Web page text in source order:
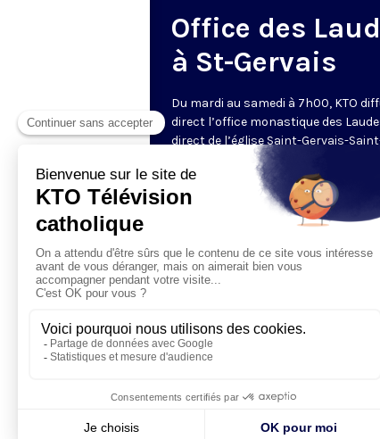
Office des
à St-Gervais
Du mardi au samedi à 7h00, KTO
direct l’office monastique des
direct de l’église Saint-Gervais-
(Paris IVe), avec les Fraternités
de Jérusalem. Les Laudes – dont le
dérivé du terme latin qui signifie
sont d’abord la prière de louange
journée pour remercier Dieu du don
fait de ce jour nouveau, et le placer
entier sous son regard. Mais son
Résurrection du Seigneur, "soleil
nous visiter" (Lc 1,28).